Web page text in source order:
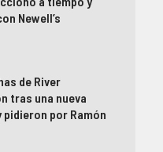
Newell’s
de River
tras una nueva
pidieron por Ramón